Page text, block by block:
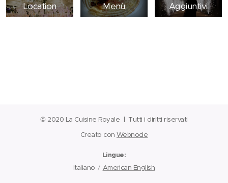
Location
Menù
Aggiuntivi
© 2020 La Cuisine Royale | Tutti i diritti riservati
Creato con Webnode
Lingue
Italiano
American English